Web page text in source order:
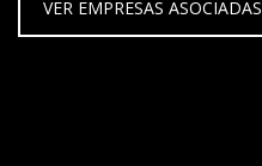
VER EMPRESAS ASOCIADAS